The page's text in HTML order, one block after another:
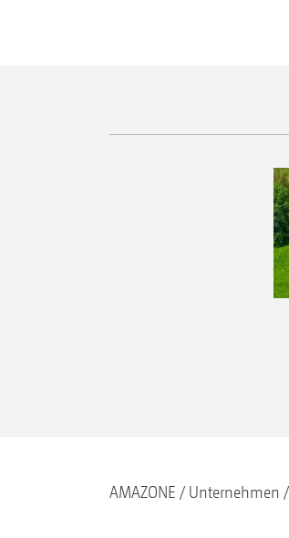
AMAZONE Unternehmen